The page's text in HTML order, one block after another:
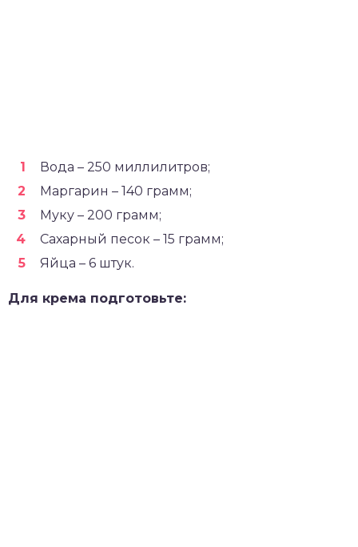
Вода – 250 миллилитров;
Маргарин – 140 грамм;
Муку – 200 грамм;
Сахарный песок – 15 грамм;
Яйца – 6 штук.
Для крема подготовьте: